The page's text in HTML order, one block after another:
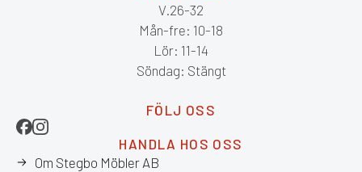
V.26-32
Mån-fre: 10-18
Lör: 11-14
Söndag: Stängt
FÖLJ OSS
HANDLA HOS OSS
Om Stegbo Möbler AB